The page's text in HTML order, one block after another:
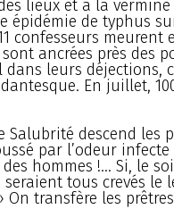
lieux et à la
épidémie de typhus
confesseurs meurent
ancrées près des
dans leurs déjections,
En juillet,
Salubrité descend les
par l’odeur
hommes !... Si, le
tous crevés le
On transfère les